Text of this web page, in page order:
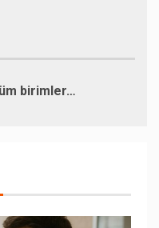
birimler…